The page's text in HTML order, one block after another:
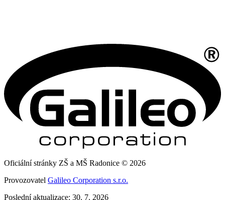
Oficiální stránky ZŠ a MŠ Radonice © 2026
Provozovatel Galileo Corporation s.r.o.
Poslední aktualizace: 30. 7. 2026